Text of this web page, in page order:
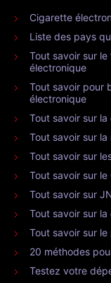
Cigarette
Liste des pays
Tout savoir sur
électronique
Tout savoir pour
électronique
Tout savoir sur
Tout savoir sur la
Tout savoir sur
Tout savoir sur le
Tout savoir sur
Tout savoir sur
Tout savoir sur
20 méthodes
Testez votre